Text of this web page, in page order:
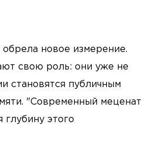
новое измерение.
свою роль: они уже не
становятся публичным
"Современный меценат
этого